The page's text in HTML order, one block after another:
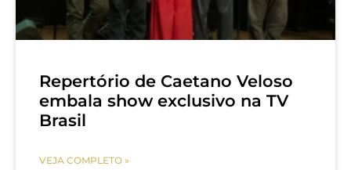
Repertório de Caetano Veloso
embala show exclusivo na TV
Brasil
VEJA COMPLETO »